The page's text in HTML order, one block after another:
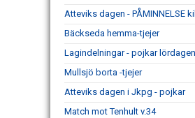
Atteviks dagen - PÅMINNELSE
Bäckseda hemma-tjejer
Lagindelningar - pojkar
Mullsjö borta -tjejer
Atteviks dagen i Jkpg - pojkar
Match mot Tenhult v.34